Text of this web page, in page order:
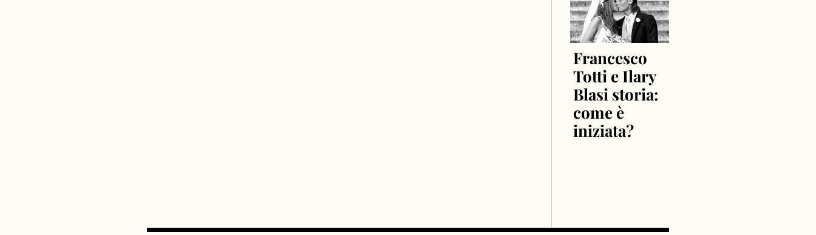
Francesco
Totti e Ilary
Blasi storia:
come è
iniziata?